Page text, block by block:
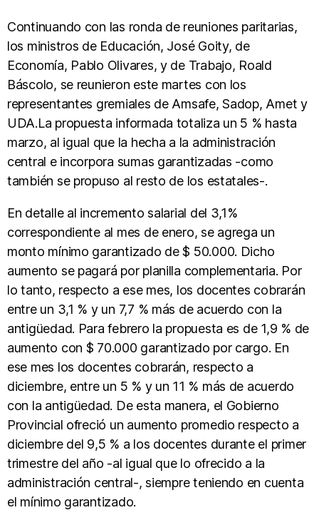
Continuando con las ronda de reuniones paritarias,
los ministros de Educación, José Goity, de
Economía, Pablo Olivares, y de Trabajo, Roald
Báscolo, se reunieron este martes con los
representantes gremiales de Amsafe, Sadop, Amet y
UDA.La propuesta informada totaliza un 5 % hasta
marzo, al igual que la hecha a la administración
central e incorpora sumas garantizadas -como
también se propuso al resto de los estatales-.
En detalle al incremento salarial del 3,1%
correspondiente al mes de enero, se agrega un
monto mínimo garantizado de $ 50.000. Dicho
aumento se pagará por planilla complementaria. Por
lo tanto, respecto a ese mes, los docentes cobrarán
entre un 3,1 % y un 7,7 % más de acuerdo con la
antigüedad. Para febrero la propuesta es de 1,9 % de
aumento con $ 70.000 garantizado por cargo. En
ese mes los docentes cobrarán, respecto a
diciembre, entre un 5 % y un 11 % más de acuerdo
con la antigüedad. De esta manera, el Gobierno
Provincial ofreció un aumento promedio respecto a
diciembre del 9,5 % a los docentes durante el primer
trimestre del año -al igual que lo ofrecido a la
administración central-, siempre teniendo en cuenta
el mínimo garantizado.